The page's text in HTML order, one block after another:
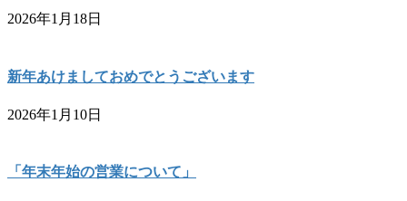
2026年1月18日
新年あけましておめでとうございます
2026年1月10日
「年末年始の営業について」